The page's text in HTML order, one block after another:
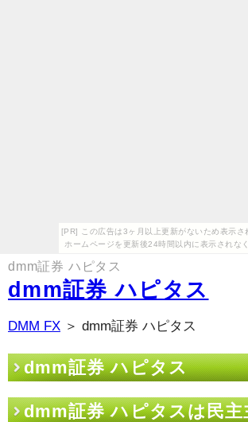
[PR] この広告は3ヶ月以上更新がないため表示さ
ホームページを更新後24時間以内に表示されな
dmm証券 ハピタス
dmm証券 ハピタス
DMM FX ＞ dmm証券 ハピタス
dmm証券 ハピタス
dmm証券 ハピタスは民主